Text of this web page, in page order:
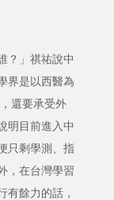
？」祺祐說中
界是以西醫為
還要承受外
明目前進入中
只剩學測、指
，在台灣學習
有餘力的話，